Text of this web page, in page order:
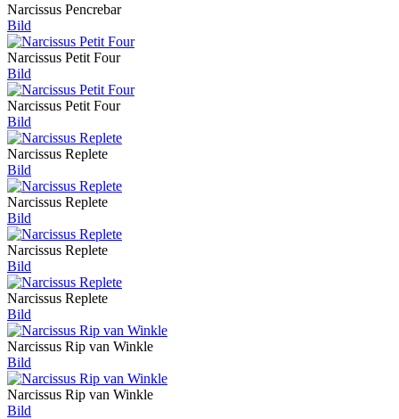
Narcissus Pencrebar
Bild
Narcissus Petit Four
Bild
Narcissus Petit Four
Bild
Narcissus Replete
Bild
Narcissus Replete
Bild
Narcissus Replete
Bild
Narcissus Replete
Bild
Narcissus Rip van Winkle
Bild
Narcissus Rip van Winkle
Bild